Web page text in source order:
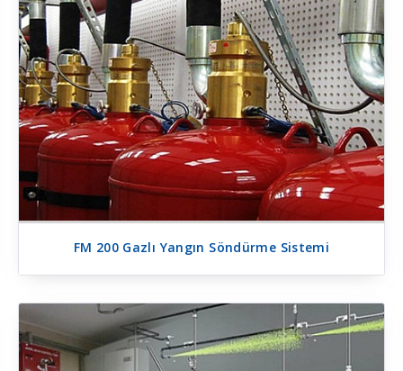
FM 200 Gazlı Yangın Söndürme Sistemi